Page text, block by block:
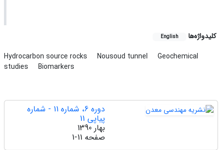
کلیدواژه‌ها English
Hydrocarbon source rocks Nousoud tunnel
Geochemical
studies
Biomarkers
دوره 6، شماره 11 - شماره
پیاپی 11
بهار 1390
صفحه 1-11